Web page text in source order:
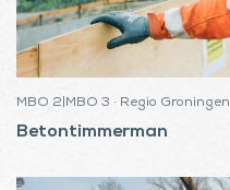
MBO 2|MBO 3 · Regio Groningen
Betontimmerman